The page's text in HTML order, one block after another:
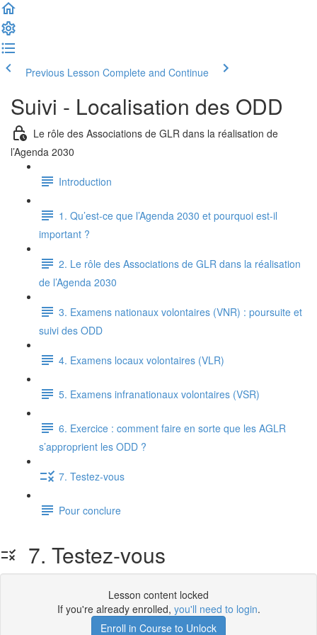
Previous Lesson Complete and Continue
Suivi - Localisation des ODD
Le rôle des Associations de GLR dans la réalisation de
l’Agenda 2030
Introduction
1. Qu’est-ce que l’Agenda 2030 et pourquoi est-il
important ?
2. Le rôle des Associations de GLR dans la réalisation
de l’Agenda 2030
3. Examens nationaux volontaires (VNR) : poursuite et
suivi des ODD
4. Examens locaux volontaires (VLR)
5. Examens infranationaux volontaires (VSR)
6. Exercice : comment faire en sorte que les AGLR
s’approprient les ODD ?
7. Testez-vous
Pour conclure
7. Testez-vous
Lesson content locked
If you're already enrolled, you'll need to login.
Enroll in Course to Unlock